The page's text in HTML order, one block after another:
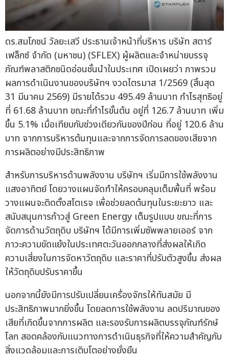
ดร.สมโภชน์ วัลยะเสวี ประธานเจ้าหน้าที่บริหาร บริษัท สตาร์
เฟล็กซ์ จำกัด (มหาชน) (SFLEX) ผู้ผลิตและจำหน่ายบรรจุ
ภัณฑ์พลาสติกชนิดอ่อนชั้นนำในประเทศ เปิดเผยว่า ภาพรวม
ผลการดำเนินงานของบริษัทฯ งวดไตรมาส 1/2569 (สิ้นสุด
31 มีนาคม 2569) มีรายได้รวม 495.49 ล้านบาท กำไรสุทธิอยู่
ที่ 61.68 ล้านบาท ขณะที่กำไรขั้นต้น อยู่ที่ 126.7 ล้านบาท เพิ่ม
ขึ้น 5.1% เมื่อเทียบกับช่วงเดียวกันของปีก่อน ที่อยู่ 120.6 ล้าน
บาท จากการบริหารต้นทุนและจากการจัดการลดของเสียจาก
การผลิตอย่างมีประสิทธิภาพ
สำหรับการบริหารด้านพลังงาน บริษัทฯ เริ่มมีการใช้พลังงาน
แสงอาทิตย์ โดยวางแผนจัดทำให้ครอบคลุมเต็มพื้นที่ พร้อม
วางแผนจะติดตั้งสโตเรจ เพื่อช่วยลดต้นทุนในระยะยาว และ
สนับสนุนการก้าวสู่ Green Energy เต็มรูปแบบ ขณะที่การ
จัดการด้านวัตถุดิบ บริษัทฯ ได้มีการเพิ่มซัพพลายเออร์ จาก
ภาวะความขัดแย้งในประเทศตะวันออกกลางที่ส่งผลให้เกิด
ความเสี่ยงในการจัดหาวัตถุดิบ และราคาที่ปรับตัวสูงขึ้น ส่งผล
ให้วัตถุดิบปรับราคาขึ้น
นอกจากนี้ยังมีการปรับเปลี่ยนเครื่องจักรให้ทันสมัย มี
ประสิทธิภาพมากยิ่งขึ้น โดยลดการใช้พลังงาน ลดปริมาณของ
เสียที่เกิดขึ้นจากการผลิต และรองรับการผลิตบรรจุภัณฑ์รักษ์
โลก สอดคล้องกับแนวทางการดำเนินธุรกิจที่ให้ความสำคัญกับ
สิ่งแวดล้อมและการเติบโตอย่างยั่งยืน